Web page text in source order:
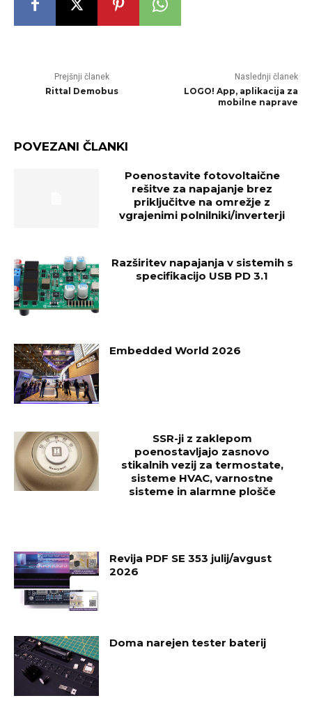
Prejšnji članek
Rit­tal De­mo­bus
Naslednji članek
LOGO! App, aplikacija za
mobilne naprave
POVEZANI ČLANKI
Poenostavite fotovoltaične
rešitve za napajanje brez
priključitve na omrežje z
vgrajenimi polnilniki/inverterji
Razširitev napajanja v sistemih s
specifikacijo USB PD 3.1
Embedded World 2026
SSR-ji z zaklepom
poenostavljajo zasnovo
stikalnih vezij za termostate,
sisteme HVAC, varnostne
sisteme in alarmne plošče
Revija PDF SE 353 julij/avgust
2026
Doma narejen tester baterij